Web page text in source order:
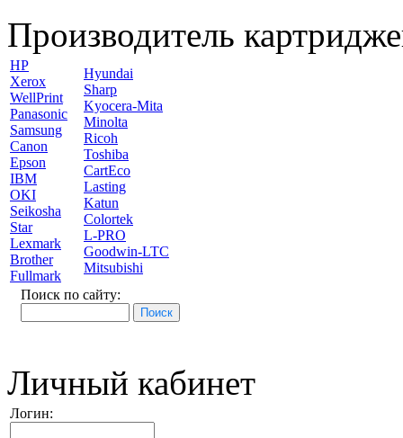
Производитель
HP
Xerox
WellPrint
Panasonic
Samsung
Canon
Epson
IBM
OKI
Seikosha
Star
Lexmark
Brother
Fullmark
Hyundai
Sharp
Kyocera-Mita
Minolta
Ricoh
Toshiba
CartEco
Lasting
Katun
Colortek
L-PRO
Goodwin-LTC
Mitsubishi
Поиск по сайту:
Личный кабинет
Логин: